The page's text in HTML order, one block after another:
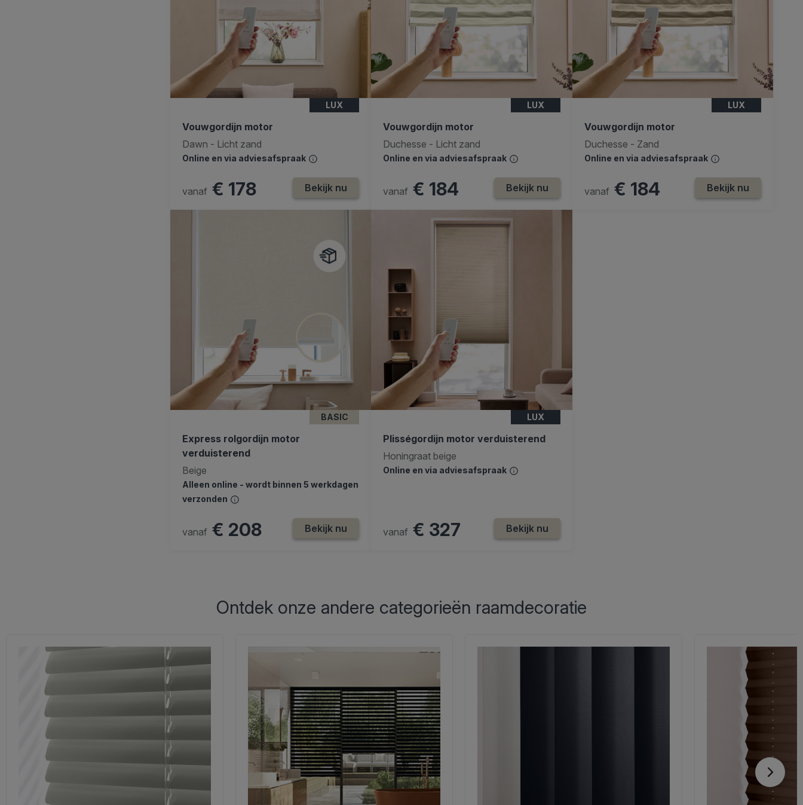
LUX
Vouwgordijn motor
Dawn - Licht zand
Online en via adviesafspraak
vanaf € 178 Bekijk nu
LUX
Vouwgordijn motor
Duchesse - Licht zand
Online en via adviesafspraak
vanaf € 184 Bekijk nu
LUX
Vouwgordijn motor
Duchesse - Zand
Online en via adviesafspraak
vanaf € 184 Bekijk nu
BASIC
Express rolgordijn motor
verduisterend
Beige
Alleen online - wordt binnen 5 werkdagen
verzonden
vanaf € 208 Bekijk nu
LUX
Plisségordijn motor verduisterend
Honingraat beige
Online en via adviesafspraak
vanaf € 327 Bekijk nu
Ontdek onze andere categorieën raamdecoratie